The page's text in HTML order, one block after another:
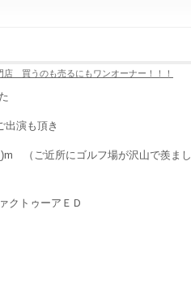
買うのも売るにもワンオーナー！！！
演も頂き
（ご近所にゴルフ場が沢山で羨まし
クトゥーアＥＤ